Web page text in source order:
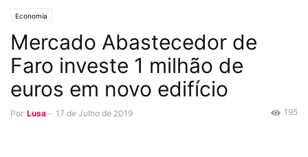
Economia
Mercado Abastecedor de
Faro investe 1 milhão de
euros em novo edifício
Por Lusa - 17 de Julho de 2019 195